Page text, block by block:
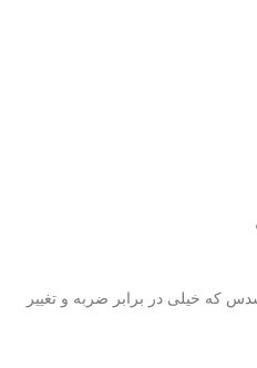
که خیلی در برابر ضربه و تغییر